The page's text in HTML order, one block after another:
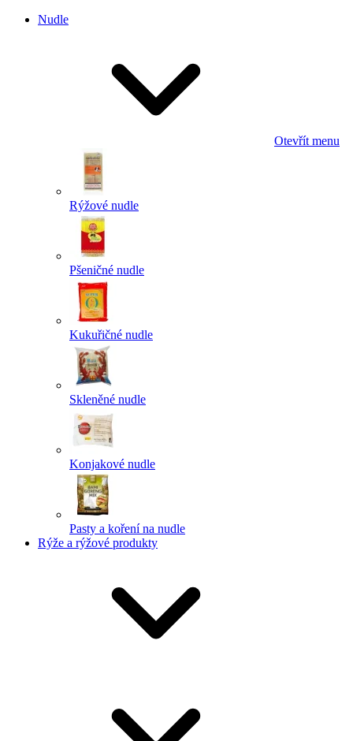
Nudle
Otevřít menu
Rýžové nudle
Pšeničné nudle
Kukuřičné nudle
Skleněné nudle
Konjakové nudle
Pasty a koření na nudle
Rýže a rýžové produkty